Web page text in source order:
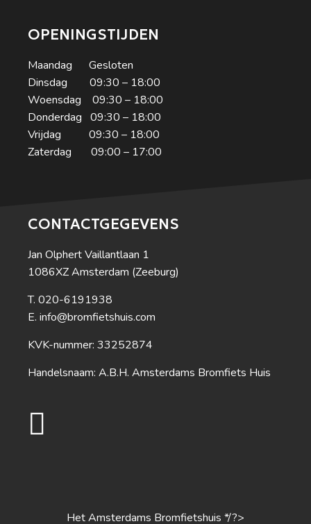
OPENINGSTIJDEN
Maandag Gesloten
Dinsdag 09:30 – 18:00
Woensdag 09:30 – 18:00
Donderdag 09:30 – 18:00
Vrijdag 09:30 – 18:00
Zaterdag 09:00 – 17:00
CONTACTGEGEVENS
Jan Olphert Vaillantlaan 1
1086XZ Amsterdam (Zeeburg)
020-6191938
info@bromfietshuis.com
KVK-nummer: 33252874
Handelsnaam: A.B.H. Amsterdams Bromfiets Huis
Het Amsterdams Bromfietshuis */?>